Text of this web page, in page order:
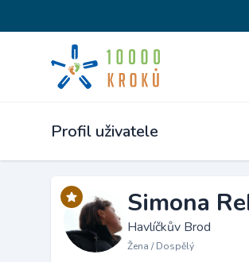
Profil uživatele
Simona
Havlíčkův Brod
Žena / Dospělý